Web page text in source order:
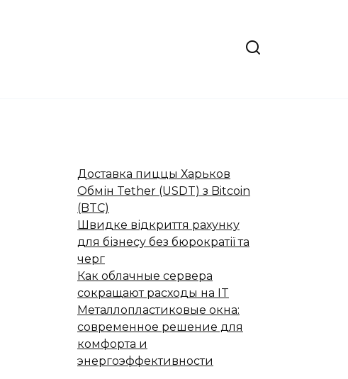
Доставка пиццы Харьков
Обмін Tether (USDT) з Bitcoin
(BTC)
Швидке відкриття рахунку
для бізнесу без бюрократії та
черг
Как облачные сервера
сокращают расходы на IT
Металлопластиковые окна:
современное решение для
комфорта и
энергоэффективности